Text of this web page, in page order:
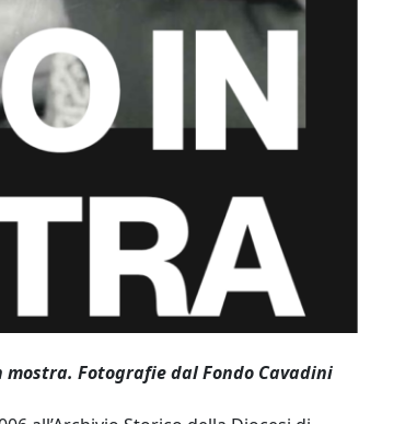
mostra. Fotografie dal Fondo Cavadini